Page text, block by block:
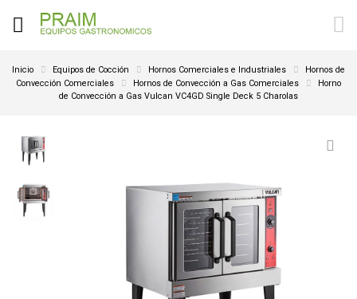
Inicio Equipos de Cocción Hornos Comerciales e Industriales
Hornos de
Convección Comerciales
Hornos de Convección a Gas Comerciales
Horno
de Convección a Gas Vulcan VC4GD Single Deck 5 Charolas